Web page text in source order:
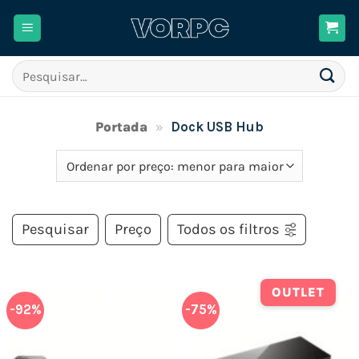
Pesquisar
por:
Portada » Dock USB Hub
Pesquisar Preço Todos os filtros
-92% -75%
OUTLET